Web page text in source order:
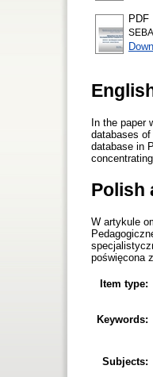
PDF
In the paper
databases
database in
Polish
W artykule
poświęcona
Item type:
Keywords:
Subjects: